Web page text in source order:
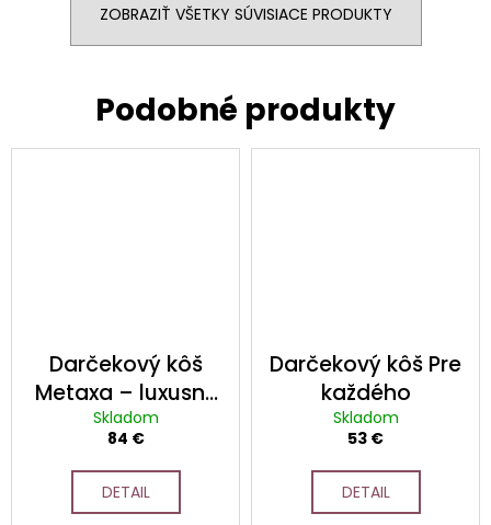
ZOBRAZIŤ VŠETKY SÚVISIACE PRODUKTY
Darčekový kôš
Metaxa – luxusný
darček s gréckou
brandy a
delikatesami
Skladom
84 €
DETAIL
Darčekový kôš Pre
každého
Skladom
53 €
DETAIL